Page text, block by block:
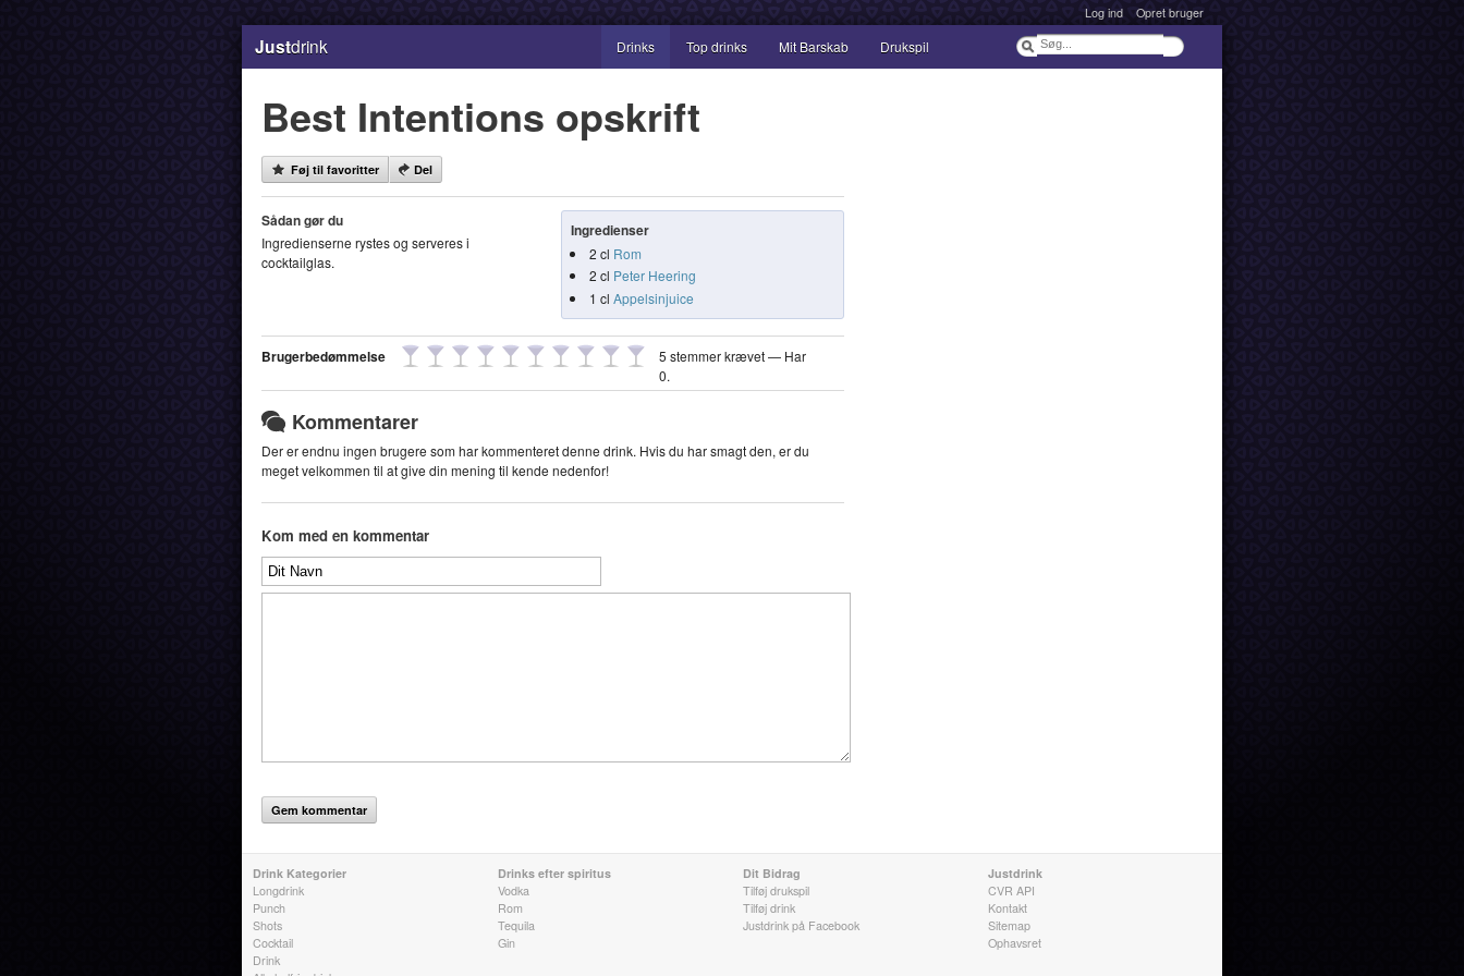
Log ind Opret bruger
Justdrink Drinks Top drinks Mit Barskab Drukspil
Best Intentions opskrift
Føj til favoritter Del
Sådan gør du
Ingredienserne rystes og serveres i
cocktailglas.
Ingredienser
2 cl Rom
2 cl Peter Heering
1 cl Appelsinjuice
Brugerbedømmelse
5 stemmer krævet — Har
0.
Kommentarer
Der er endnu ingen brugere som har kommenteret denne drink. Hvis du har smagt den, er du
meget velkommen til at give din mening til kende nedenfor!
Kom med en kommentar
Drink Kategorier
Longdrink
Punch
Shots
Cocktail
Drink
Drinks efter spiritus
Vodka
Rom
Tequila
Gin
Dit Bidrag
Tilføj drukspil
Tilføj drink
Justdrink på Facebook
Justdrink
CVR API
Kontakt
Sitemap
Ophavsret